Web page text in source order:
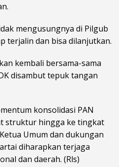
mengusungnya di Pilgub
terjalin dan bisa dilanjutkan.
kembali bersama-sama
disambut tepuk tangan
konsolidasi PAN
struktur hingga ke tingkat
Umum dan dukungan
diharapkan terjaga
dan daerah. (Rls)